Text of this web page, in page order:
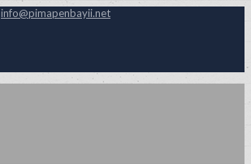
info@pimapenbayii.net